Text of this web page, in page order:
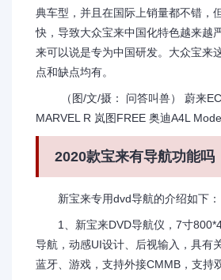
典车型，并且在国际上销量都不错，
快，导致大众宝来中国化特色越来越
来可以说是专为中国研发。大众宝来
点和缺点均有。
（图/文/摄： 问答叫兽） 蔚来
MARVEL R 岚图FREE 奥迪A4L
2020款宝来有导航功能吗
新宝来专用dvd导航的介绍如下：
1、新宝来DVD导航仪，7寸
导航，动感UI设计、后视输入，具有
蓝牙、游戏，支持外接CMMB，支持